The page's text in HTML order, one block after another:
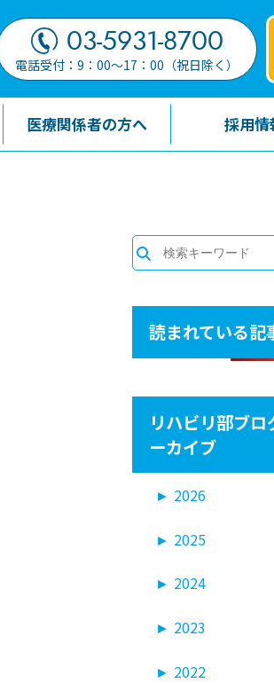
03-5931-8700
電話受付：9：00～17：00（祝日除く）
医療関係者の方へ 採用情
読まれている記
リハビリ部ブロ
ーカイブ
► 2026
► 2025
► 2024
► 2023
► 2022